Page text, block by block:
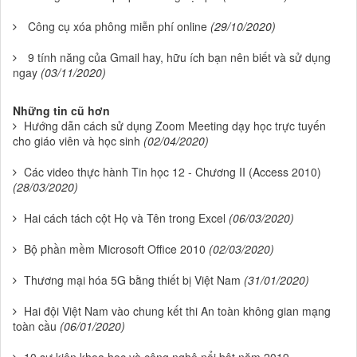
Công cụ xóa phông miễn phí online (29/10/2020)
9 tính năng của Gmail hay, hữu ích bạn nên biết và sử dụng
ngay (03/11/2020)
Những tin cũ hơn
Hướng dẫn cách sử dụng Zoom Meeting dạy học trực tuyến
cho giáo viên và học sinh (02/04/2020)
Các video thực hành Tin học 12 - Chương II (Access 2010)
(28/03/2020)
Hai cách tách cột Họ và Tên trong Excel (06/03/2020)
Bộ phần mềm Microsoft Office 2010 (02/03/2020)
Thương mại hóa 5G bằng thiết bị Việt Nam (31/01/2020)
Hai đội Việt Nam vào chung kết thi An toàn không gian mạng
toàn cầu (06/01/2020)